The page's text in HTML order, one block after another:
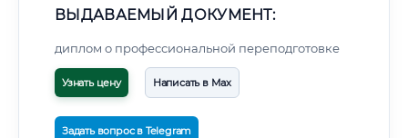
ВЫДАВАЕМЫЙ ДОКУМЕНТ:
диплом о профессиональной переподготовке
Узнать цену Написать в Max
Задать вопрос в Telegram